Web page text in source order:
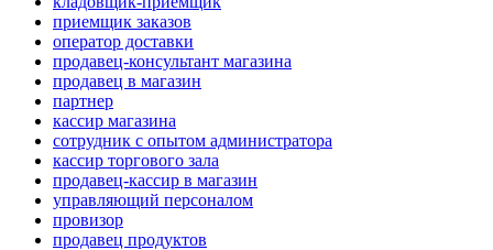
приемщик заказов
оператор доставки
продавец-консультант магазина
продавец в магазин
партнер
кассир магазина
сотрудник с опытом администратора
кассир торгового зала
продавец-кассир в магазин
управляющий персоналом
провизор
продавец продуктов